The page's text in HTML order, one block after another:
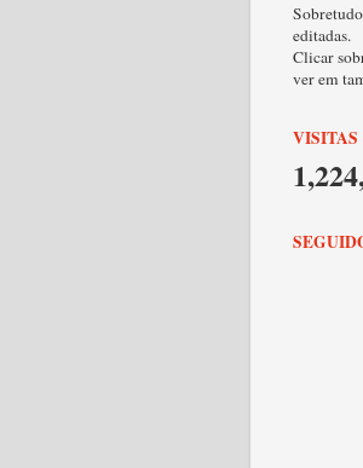
editadas.
Clicar
ver em
VISITAS